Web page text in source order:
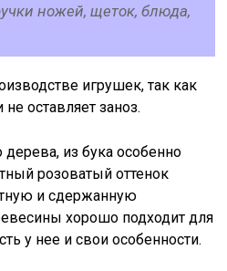
ножей, щеток, блюда,
игрушек, так как
оставляет заноз.
из бука особенно
розоватый оттенок
и сдержанную
хорошо подходит для
у нее и свои особенности.